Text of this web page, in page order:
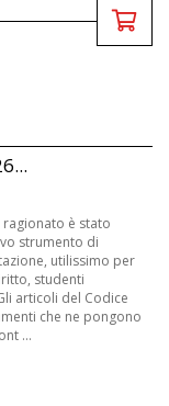
ragionato è stato
strumento di
utilissimo per
studenti
articoli del Codice
che ne pongono
...